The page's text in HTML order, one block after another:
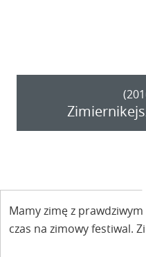
Mamy zimę z
czas na zimowy festiwal.